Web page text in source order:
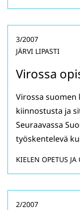
Virossa
3/2007
JÄRVI LIPASTI
Virossa
kiinnostusta ja
Seuraavassa
työskentelevä
KIELEN OPETUS
2/2007